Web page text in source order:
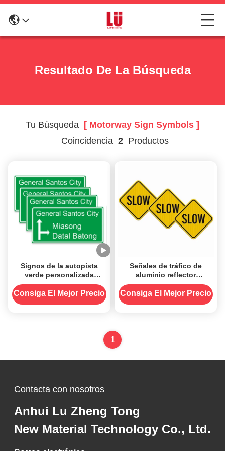
Resultado De La Búsqueda
Tu Búsqueda [ Motorway Sign Symbols ]
Coincidencia 2 Productos
Signos de la autopista
verde personalizada
Signos de la autopista de
tráfico Signos de la
Consiga El Mejor Precio
Señales de tráfico de
aluminio reflector
Advertencia personalizada
tablero de seguridad
Consiga El Mejor Precio
1
Contacta con nosotros
Anhui Lu Zheng Tong
New Material Technology Co., Ltd.